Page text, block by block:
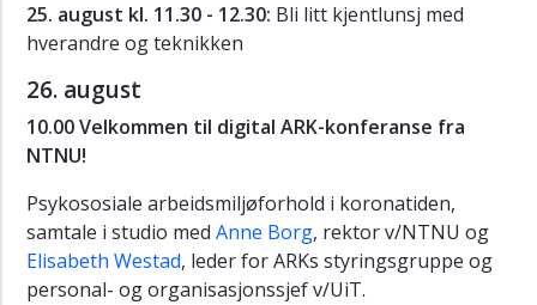
2019
2017
2016
2015
2018
25. august kl. 11.30 - 12.30: Bli litt kjentlunsj med
hverandre og teknikken
26. august
10.00 Velkommen til digital ARK-konferanse fra
NTNU!
Psykososiale arbeidsmiljøforhold i koronatiden,
samtale i studio med Anne Borg, rektor v/NTNU og
Elisabeth Westad, leder for ARKs styringsgruppe og
personal- og organisasjonssjef v/UiT.